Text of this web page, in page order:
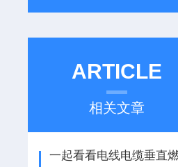
ARTICLE
相关文章